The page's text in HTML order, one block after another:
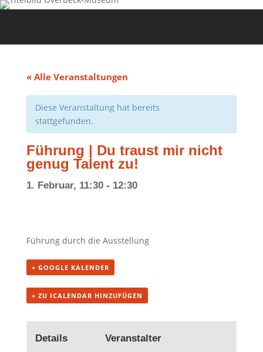
« Alle Veranstaltungen
Diese Veranstaltung hat bereits
stattgefunden.
Führung | Du traust mir nicht
genug Talent zu!
1. Februar, 11:30- 12:30
Führung durch die Ausstellung
+ GOOGLE KALENDER
+ ZU ICALENDAR HINZUFÜGEN
Details
Veranstalter